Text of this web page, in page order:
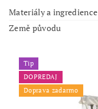
Materiály a ingredience
Země původu
Tip
DOPREDAJ
Doprava zadarmo